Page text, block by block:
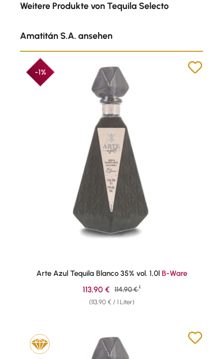
Weitere Produkte von Tequila Selecto
Amatitán S.A. ansehen
-1%
Arte Azul Tequila Blanco 35% vol. 1,0l B-Ware
(113,90 € / 1 Liter)
Verkaufspreis:
113,90 € Regulärer Preis:
114,90 € 1